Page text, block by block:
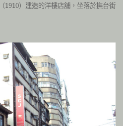
1910）建造的洋樓店舖，坐落於撫台街